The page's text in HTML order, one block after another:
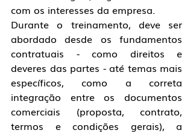
com os interesses da empresa.
Durante o treinamento, deve ser
abordado desde os fundamentos
contratuais - como direitos e
deveres das partes - até temas mais
específicos, como a correta
integração entre os documentos
comerciais (proposta, contrato,
termos e condições gerais), a